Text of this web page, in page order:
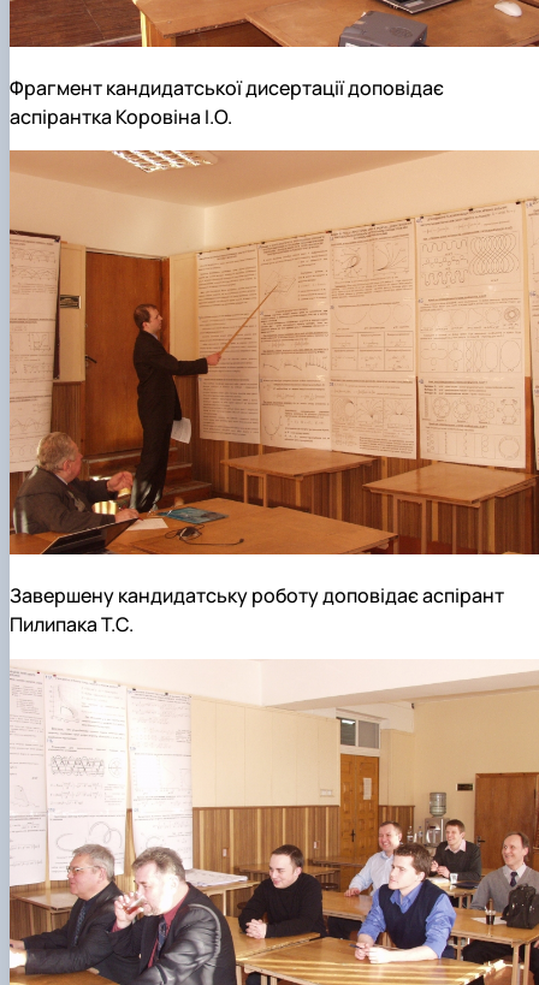
Фрагмент кандидатської дисертації доповідає
аспірантка Коровіна І.О.
Завершену кандидатську роботу доповідає аспірант
Пилипака Т.С.